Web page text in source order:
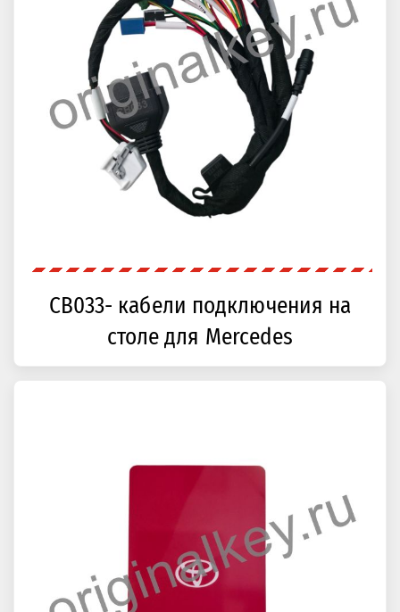
CB033- кабели подключения на
столе для Mercedes